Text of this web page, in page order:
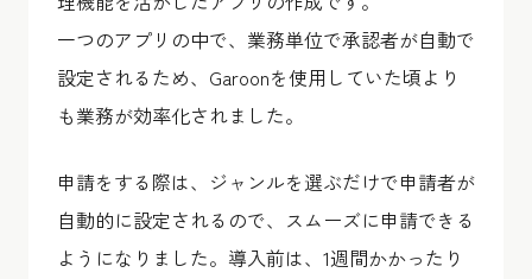
一つのアプリの中で、業務単位で承認者が自動で
設定されるため、Garoonを使用していた頃より
も業務が効率化されました。
申請をする際は、ジャンルを選ぶだけで申請者が
自動的に設定されるので、スムーズに申請できる
ようになりました。導入前は、1週間かかったり